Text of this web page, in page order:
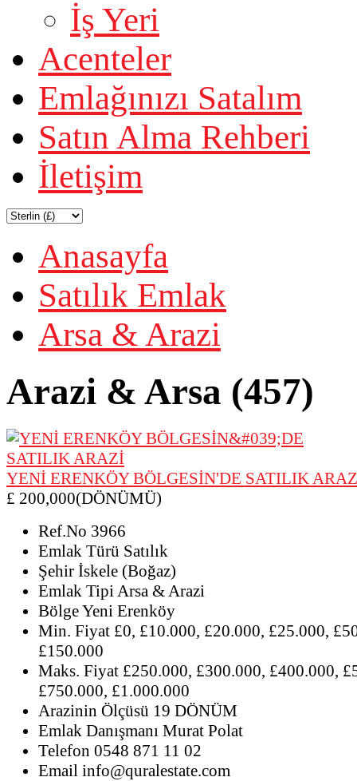
İş Yeri
Acenteler
Emlağınızı Satalım
Satın Alma Rehberi
İletişim
Anasayfa
Satılık Emlak
Arsa & Arazi
Arazi & Arsa (457)
YENİ ERENKÖY BÖLGESİN'DE SATILIK
£ 200,000(DÖNÜMÜ)
Ref.No 3966
Emlak Türü Satılık
Şehir İskele (Boğaz)
Emlak TipiArsa & Arazi
BölgeYeni Erenköy
Min. Fiyat £0, £10.000, £20.000, £25.000,
£150.000
Maks. Fiyat £250.000, £300.000, £400.000,
£750.000, £1.000.000
Arazinin Ölçüsü 19 DÖNÜM
Emlak Danışmanı Murat Polat
Telefon 0548 871 11 02
Email info@quralestate.com